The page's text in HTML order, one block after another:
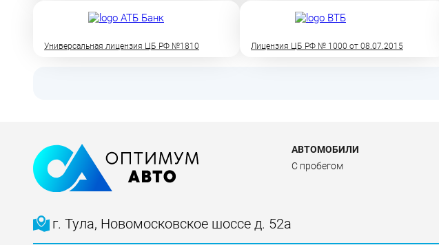
Универсальная лицензия ЦБ РФ №1810 Лицензия ЦБ РФ № 1000 от 08.07.2015
АВТОМОБИЛИ
C пробегом
г. Тула, Новомосковское шоссе д. 52а